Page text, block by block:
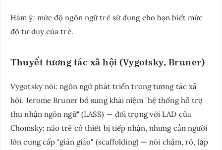
Hàm ý: mức độ ngôn ngữ trẻ sử dụng cho bạn biết mức
độ tư duy của trẻ.
Thuyết tương tác xã hội (Vygotsky, Bruner)
Vygotsky nói: ngôn ngữ phát triển trong tương tác xã
hội. Jerome Bruner bổ sung khái niệm "hệ thống hỗ trợ
thu nhận ngôn ngữ" (LASS) — đối trọng với LAD của
Chomsky: não trẻ có thiết bị tiếp nhận, nhưng cần người
lớn cung cấp "giàn giáo" (scaffolding) — nói chậm, rõ, lặp